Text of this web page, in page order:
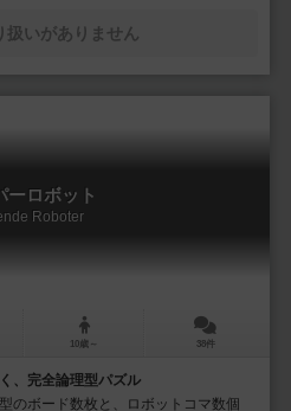
扱いがありません
ーロボット
Roboter
10歳～ 38件
、完全論理型パズル
のボード数枚と、ロボットコマ数個